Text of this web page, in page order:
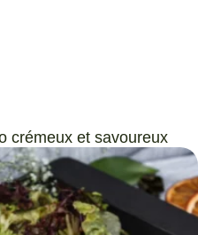
crémeux et savoureux